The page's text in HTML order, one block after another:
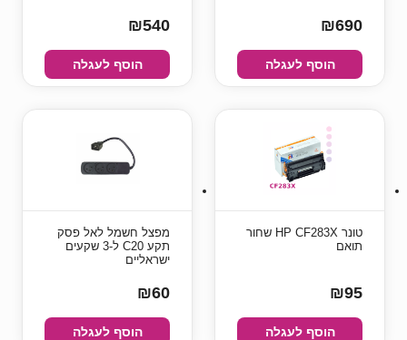
₪690
הוסף לעגלה
₪540
הוסף לעגלה
טונר HP CF283X שחור
תואם
₪95
הוסף לעגלה
מפצל חשמל לאל פסק
תקע C20 ל-3 שקעים
ישראליים
₪60
הוסף לעגלה